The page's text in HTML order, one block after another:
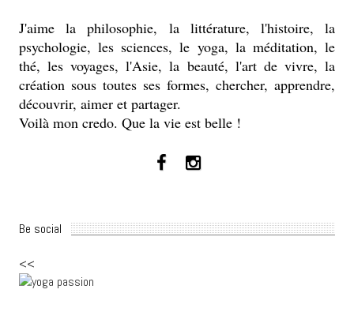
J'aime la philosophie, la littérature, l'histoire, la
psychologie, les sciences, le yoga, la méditation, le
thé, les voyages, l'Asie, la beauté, l'art de vivre, la
création sous toutes ses formes, chercher, apprendre,
découvrir, aimer et partager.
Voilà mon credo. Que la vie est belle !
Be social
<<